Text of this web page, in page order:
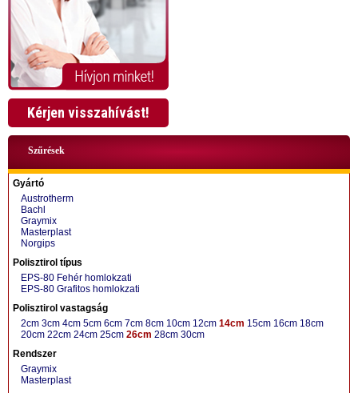
+36 70 424 0199
Kérjen visszahívást!
Szűrések
Gyártó
Austrotherm
Bachl
Graymix
Masterplast
Norgips
Polisztirol típus
EPS-80 Fehér homlokzati
EPS-80 Grafitos homlokzati
Polisztirol vastagság
2cm 3cm 4cm 5cm 6cm 7cm 8cm 10cm 12cm 14cm 15cm 16cm 18cm
20cm 22cm 24cm 25cm 26cm 28cm 30cm
Rendszer
Graymix
Masterplast